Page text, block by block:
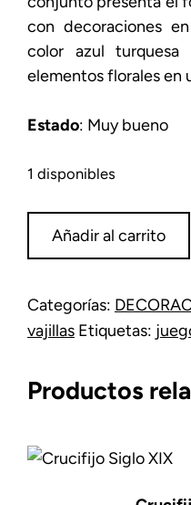
con decoraciones
color azul
elementos florales en
Estado: Muy bueno
1 disponibles
cantidad
Añadir al carrito
Categorías:
vajillas Etiquetas:
Productos